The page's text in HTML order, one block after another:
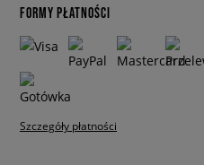
FORMY PŁATNOŚCI
Szczegóły płatności